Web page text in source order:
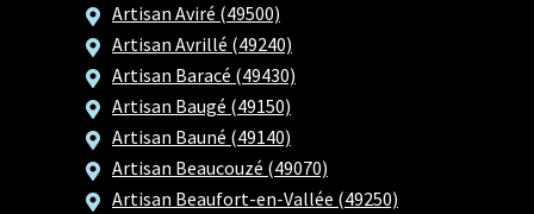
Artisan Aviré (49500)
Artisan Avrillé (49240)
Artisan Baracé (49430)
Artisan Baugé (49150)
Artisan Bauné (49140)
Artisan Beaucouzé (49070)
Artisan Beaufort-en-Vallée (49250)